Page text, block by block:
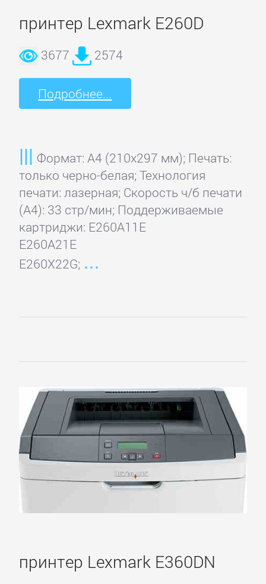
принтер Lexmark E260D
3677 2574
Подробнее...
Формат: A4 (210x297 мм); Печать:
только черно-белая; Технология
печати: лазерная; Скорость ч/б печати
(А4): 33 стр/мин; Поддерживаемые
картриджи: E260A11E
E260A21E
E260X22G;
принтер Lexmark E360DN